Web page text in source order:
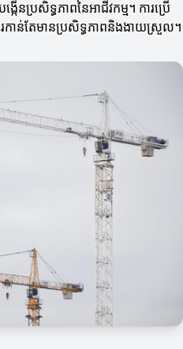
ើនប្រសិទ្ធភាពនៃអាជីវកម្ម។ ការប្រើ
ការកាន់តែមានប្រសិទ្ធភាពនិងងាយស្រួល។